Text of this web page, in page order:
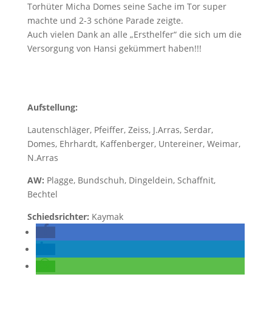
Torhüter Micha Domes seine Sache im Tor super
machte und 2-3 schöne Parade zeigte.
Auch vielen Dank an alle „Ersthelfer“ die sich um die
Versorgung von Hansi gekümmert haben!!!
Aufstellung:
Lautenschläger, Pfeiffer, Zeiss, J.Arras, Serdar,
Domes, Ehrhardt, Kaffenberger, Untereiner, Weimar,
N.Arras
AW: Plagge, Bundschuh, Dingeldein, Schaffnit,
Bechtel
Schiedsrichter: Kaymak